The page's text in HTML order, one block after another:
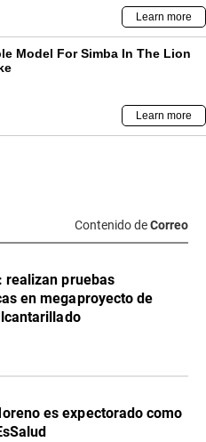
Contenido deCorreo
realizan pruebas
en megaproyecto de
es expectorado como